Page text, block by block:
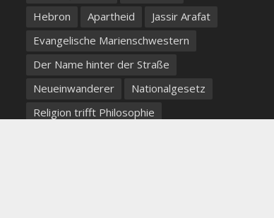
Hebron
Apartheid
Jassir Arafat
Evangelische Marienschwestern
Der Name hinter der Straße
Neueinwanderer
Nationalgesetz
Religion trifft Philosophie